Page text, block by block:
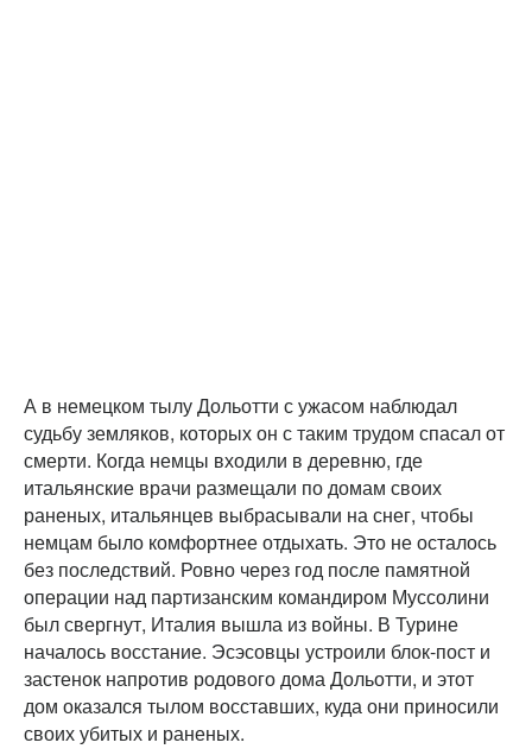
А в немецком тылу Дольотти с ужасом наблюдал
судьбу земляков, которых он с таким трудом спасал от
смерти. Когда немцы входили в деревню, где
итальянские врачи размещали по домам своих
раненых, итальянцев выбрасывали на снег, чтобы
немцам было комфортнее отдыхать. Это не осталось
без последствий. Ровно через год после памятной
операции над партизанским командиром Муссолини
был свергнут, Италия вышла из войны. В Турине
началось восстание. Эсэсовцы устроили блок-пост и
застенок напротив родового дома Дольотти, и этот
дом оказался тылом восставших, куда они приносили
своих убитых и раненых.